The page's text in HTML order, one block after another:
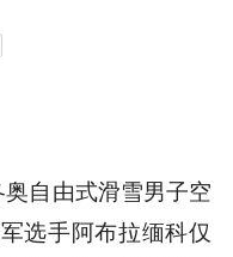
自由式滑雪男子空
选手阿布拉缅科仅